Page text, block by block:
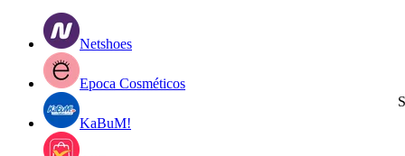
Netshoes
Epoca Cosméticos
KaBuM!